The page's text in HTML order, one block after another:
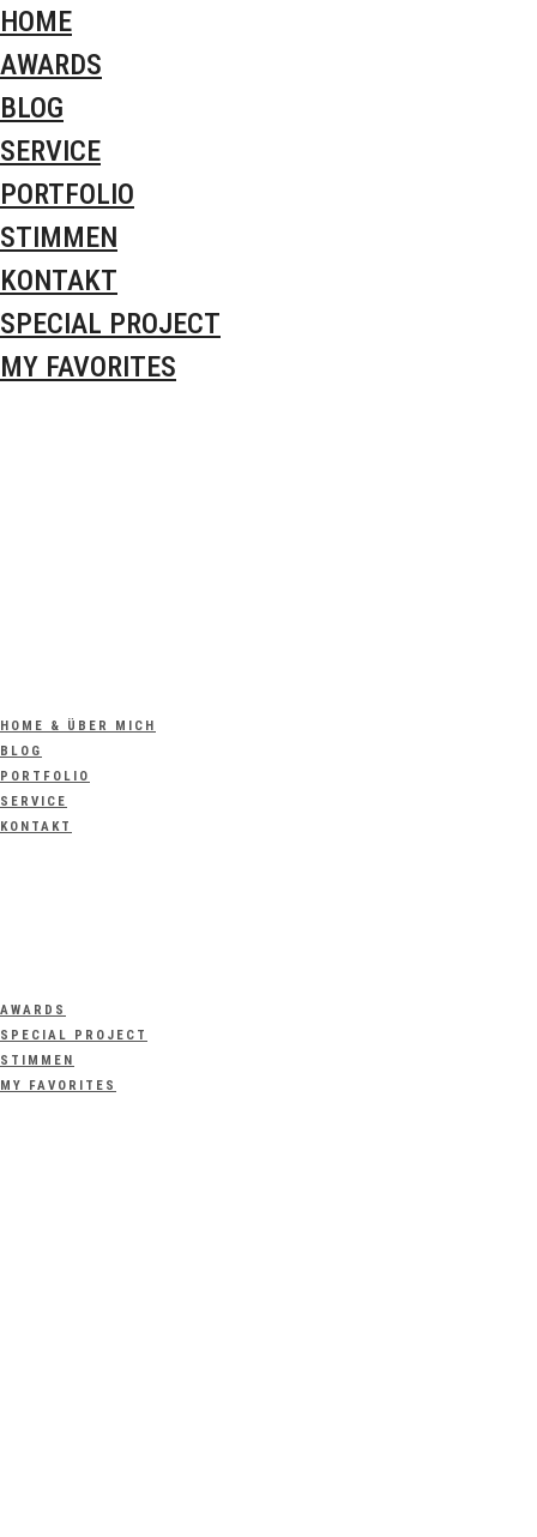
HOME
AWARDS
BLOG
SERVICE
PORTFOLIO
STIMMEN
KONTAKT
SPECIAL PROJECT
MY FAVORITES
HOME & ÜBER MICH
BLOG
PORTFOLIO
SERVICE
KONTAKT
AWARDS
SPECIAL PROJECT
STIMMEN
MY FAVORITES